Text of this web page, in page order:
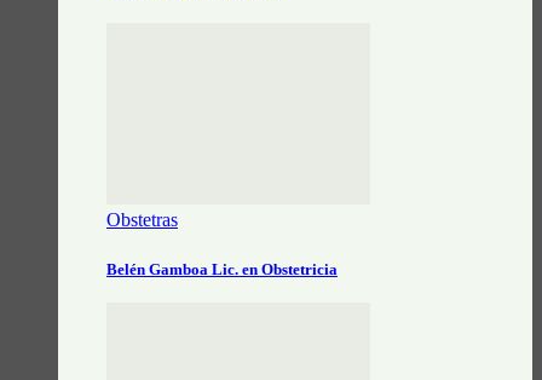
Obstetras
Belén Gamboa Lic. en Obstetricia